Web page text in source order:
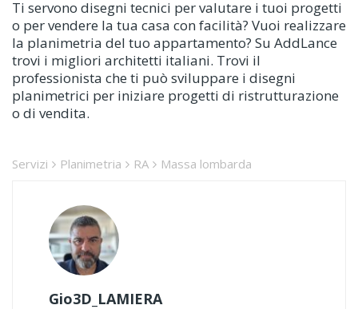
Ti servono disegni tecnici per valutare i tuoi progetti
o per vendere la tua casa con facilità? Vuoi realizzare
la planimetria del tuo appartamento? Su AddLance
trovi i migliori architetti italiani. Trovi il
professionista che ti può sviluppare i disegni
planimetrici per iniziare progetti di ristrutturazione
o di vendita.
Servizi Planimetria RA Massa lombarda
Gio3D_LAMIERA